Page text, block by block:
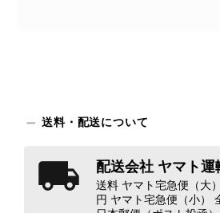
観の印象だけで商
れやダメージは、
映しております。
れた中で、率直な
だきましたことに
送料・配送について
配送会社 ヤマト
送料 ヤマト宅急便（大
円 ヤマト宅急便（小）